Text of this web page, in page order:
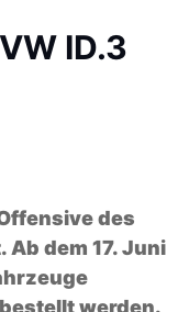
ID.3
des
dem 17. Juni